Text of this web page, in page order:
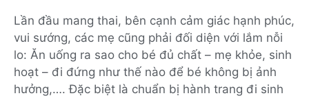
Lần đầu mang thai, bên cạnh cảm giác hạnh phúc,
vui sướng, các mẹ cũng phải đối diện với lắm nỗi
lo: Ăn uống ra sao cho bé đủ chất – mẹ khỏe, sinh
hoạt – đi đứng như thế nào để bé không bị ảnh
hưởng,…. Đặc biệt là chuẩn bị hành trang đi sinh